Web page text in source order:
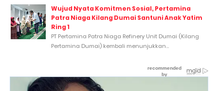
Wujud Nyata Komitmen Sosial, Pertamina
Patra Niaga Kilang Dumai Santuni Anak Yatim
Ring 1
PT Pertamina Patra Niaga Refinery Unit Dumai (Kilang
Pertamina Dumai) kembali menunjukkan...